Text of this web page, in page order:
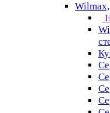
Wilmax,